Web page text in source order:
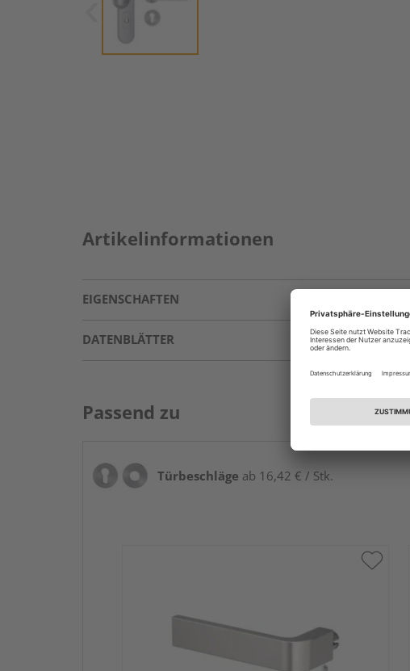
Artikelinformationen
EIGENSCHAFTEN
DATENBLÄTTER
Passend zu
Türbeschläge ab 16,42 € / Stk.